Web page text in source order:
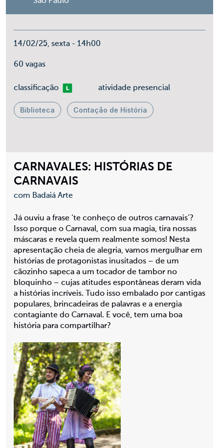
CARNAVALES: HISTÓRIAS DE
CARNAVAIS
com Badaiá Arte
Já ouviu a frase ‘te conheço de outros carnavais’?
Isso porque o Carnaval, com sua magia, tira nossas
máscaras e revela quem realmente somos! Nesta
apresentação cheia de alegria, vamos mergulhar em
histórias de protagonistas inusitados – de um
cãozinho sapeca a um tocador de tambor no
bloquinho – cujas atitudes espontâneas deram vida
a histórias incríveis. Tudo isso embalado por cantigas
populares, brincadeiras de palavras e a energia
contagiante do Carnaval. E você, tem uma boa
história para compartilhar?
14/02/25, sexta - 14h00
60 vagas
classificaçãoLivre atividade presencial
Biblioteca Contação de História